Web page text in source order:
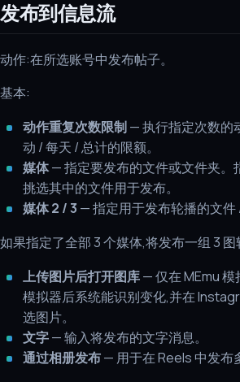
发布到信息流
动作:在所选账号中发布帖子。
基本:
动作重复次数限制— 执行指定次数的
动 / 每天 / 总计的限额。
媒体— 指定要发布的文件或文件夹。
挑选其中的文件用于发布。
媒体 2 / 3 — 指定用于发布轮播的文件 /
如果指定了全部 3 个媒体,将发布一组 3 图
上传图片后打开图库— 仅在 MEmu
模拟器后系统能识别变化,并在
选图片。
文字— 输入将发布的文字消息。
通过相册发布— 用于在 Reels 中发布